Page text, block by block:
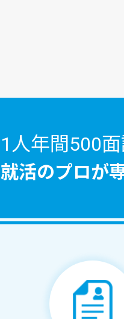
1人年間500面
就活のプロが